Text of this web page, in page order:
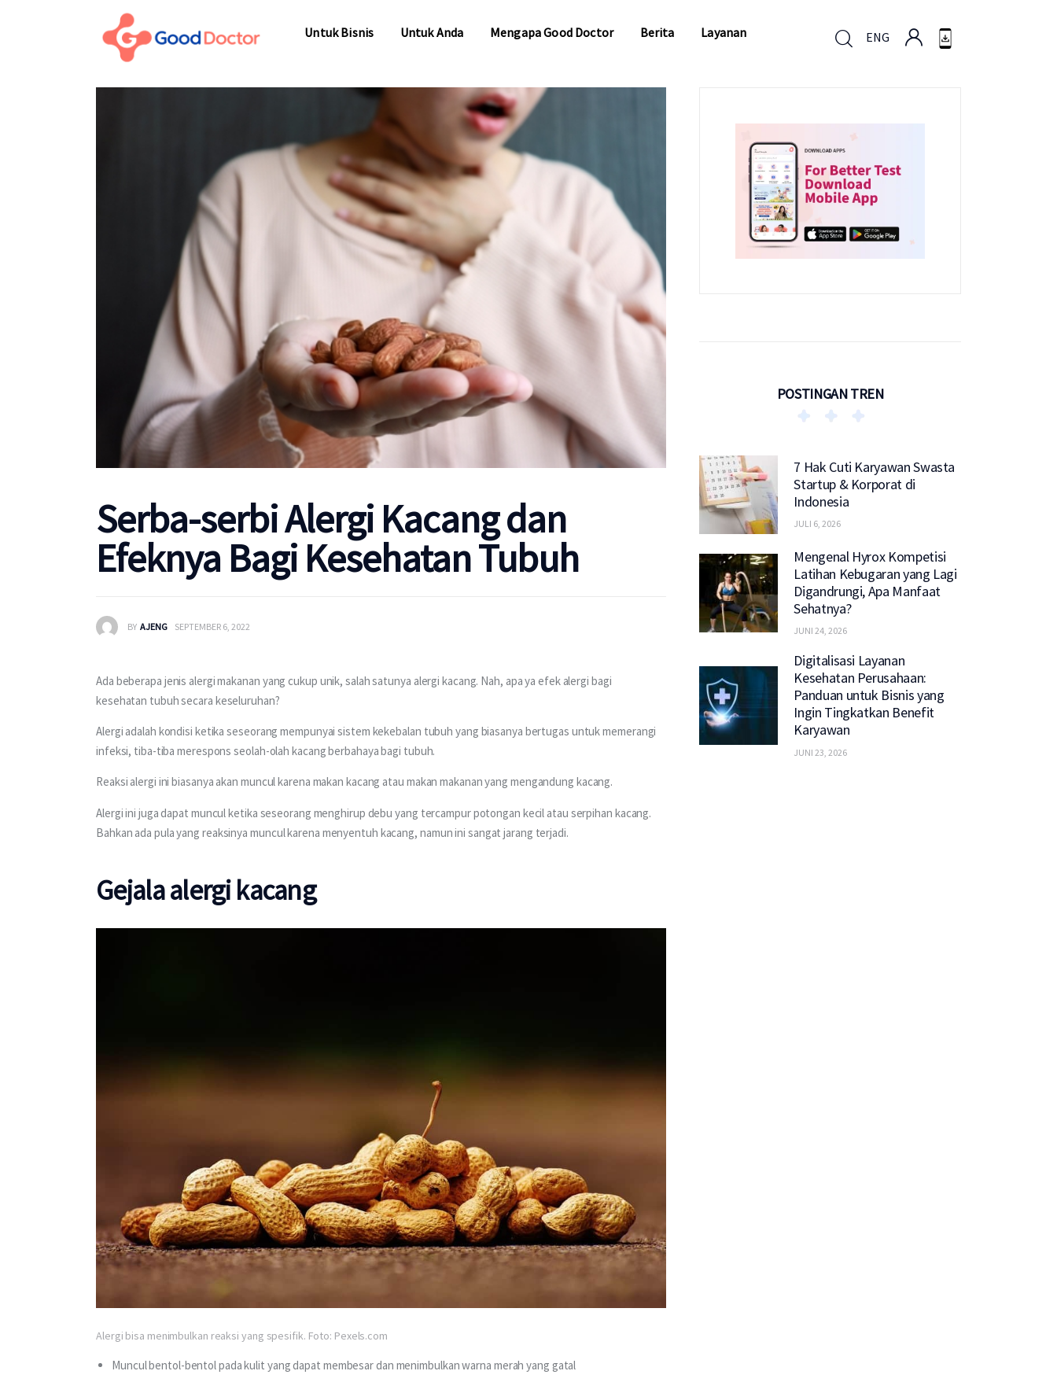
Untuk Bisnis Untuk Anda Mengapa Good Doctor Berita Layanan ENG
Mengapa Good Doctor
Serba-serbi Alergi Kacang dan
Efeknya Bagi Kesehatan Tubuh
BY AJENG SEPTEMBER 6, 2022
Ada beberapa jenis alergi makanan yang cukup unik, salah satunya alergi kacang. Nah, apa ya efek alergi bagi
kesehatan tubuh secara keseluruhan?
Alergi adalah kondisi ketika seseorang mempunyai sistem kekebalan tubuh yang biasanya bertugas untuk memerangi
infeksi, tiba-tiba merespons seolah-olah kacang berbahaya bagi tubuh.
Reaksi alergi ini biasanya akan muncul karena makan kacang atau makan makanan yang mengandung kacang.
Alergi ini juga dapat muncul ketika seseorang menghirup debu yang tercampur potongan kecil atau serpihan kacang.
Bahkan ada pula yang reaksinya muncul karena menyentuh kacang, namun ini sangat jarang terjadi.
Gejala alergi kacang
Alergi bisa menimbulkan reaksi yang spesifik. Foto: Pexels.com
Muncul bentol-bentol pada kulit yang dapat membesar dan menimbulkan warna merah yang gatal
POSTINGAN TREN
7 Hak Cuti Karyawan Swasta
Startup & Korporat di
Indonesia
JULI 6, 2026
Mengenal Hyrox Kompetisi
Latihan Kebugaran yang Lagi
Digandrungi, Apa Manfaat
Sehatnya?
JUNI 24, 2026
Digitalisasi Layanan
Kesehatan Perusahaan:
Panduan untuk Bisnis yang
Ingin Tingkatkan Benefit
Karyawan
JUNI 23, 2026